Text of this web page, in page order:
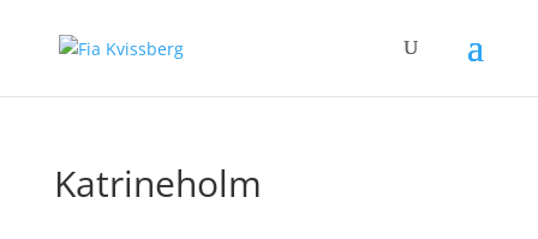
Katrineholm